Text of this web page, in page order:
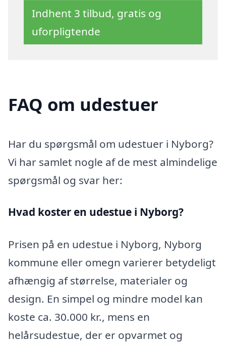
Indhent 3 tilbud, gratis og
uforpligtende
FAQ om udestuer
Har du spørgsmål om udestuer i Nyborg?
Vi har samlet nogle af de mest almindelige
spørgsmål og svar her:
Hvad koster en udestue i Nyborg?
Prisen på en udestue i Nyborg, Nyborg
kommune eller omegn varierer betydeligt
afhængig af størrelse, materialer og
design. En simpel og mindre model kan
koste ca. 30.000 kr., mens en
helårsudestue, der er opvarmet og